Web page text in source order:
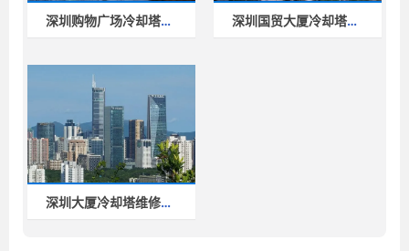
深圳购物广场冷却塔维修项目 深圳国贸大厦冷却塔项目
深圳大厦冷却塔维修工程案例